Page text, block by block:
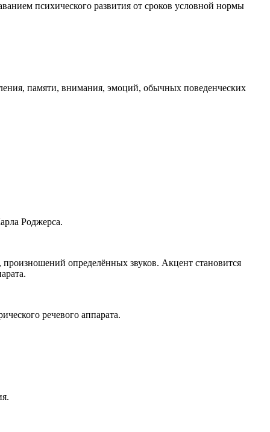
психического развития от сроков условной нормы
памяти, внимания, эмоций, обычных поведенческих
Роджерса.
определённых звуков. Акцент становится
речевого аппарата.